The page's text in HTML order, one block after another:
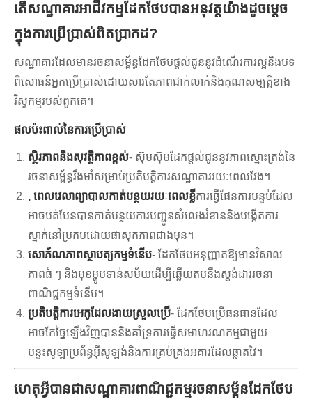
តើសណ្ឋាគារអាជីវកម្មដែកថែបបានអនុវត្តយ៉ាងដូចម្តេច
ក្នុងការប្រើប្រាស់ពិតប្រាកដ?
សណ្ឋាគារដែលមានរចនាសម្ព័ន្ធដែកថែបផ្តល់ជូននូវដំណើរការល្អនិងបទ
ពិសោធន៍អ្នកប្រើប្រាស់ដោយសារតែភាពជាក់លាក់និងគុណសម្បត្តិខាង
វិស្វកម្មរបស់ពួកគេ។
ផលប៉ះពាល់នៃការប្រើប្រាស់
ស្ថិរភាពនិងសុវត្ថិភាពខ្ពស់- ស៊ុមស៊ុមដែកផ្តល់ជូននូវភាពស្មោះត្រង់នៃ
រចនាសម្ព័ន្ធរឹងមាំសម្រាប់ប្រតិបត្តិការសណ្ឋាគាររយៈពេលវែង។
, ពេលវេលាព្យាបាលកាត់បន្ថយរយៈពេលខ្លីការធ្វើផែនការបន្ទប់ដែល
អាចបត់បែនបានកាត់បន្ថយការបញ្ជូនសំលេងរំខាននិងបង្កើតការ
ស្នាក់នៅប្រកបដោយផាសុកភាពជាងមុន។
សោភ័ណភាពស្ថាបត្យកម្មទំនើប- ដែកថែបអនុញ្ញាតឱ្យមានវិសាល
ភាពធំ ៗ និងមុខម្ហូបទាន់សម័យដើម្បីឆ្លើយតបនឹងស្តង់ដាររចនា
ពាណិជ្ជកម្មទំនើប។
ប្រតិបត្តិការអេកូដែលងាយស្រួលប្រើ- ដែកថែបប្រើធនធានដែល
អាចកែច្នៃឡើងវិញបាននិងគាំទ្រការធ្វើសមាហរណកម្មជាមួយ
បន្ទះសូឡាប្រព័ន្ធអ៊ីសូឡង់និងការគ្រប់គ្រងអគារដែលឆ្លាតវៃ។
ហេតុអ្វីបានជាសណ្ឋាគារពាណិជ្ជកម្មរចនាសម្ព័នដែកថែប